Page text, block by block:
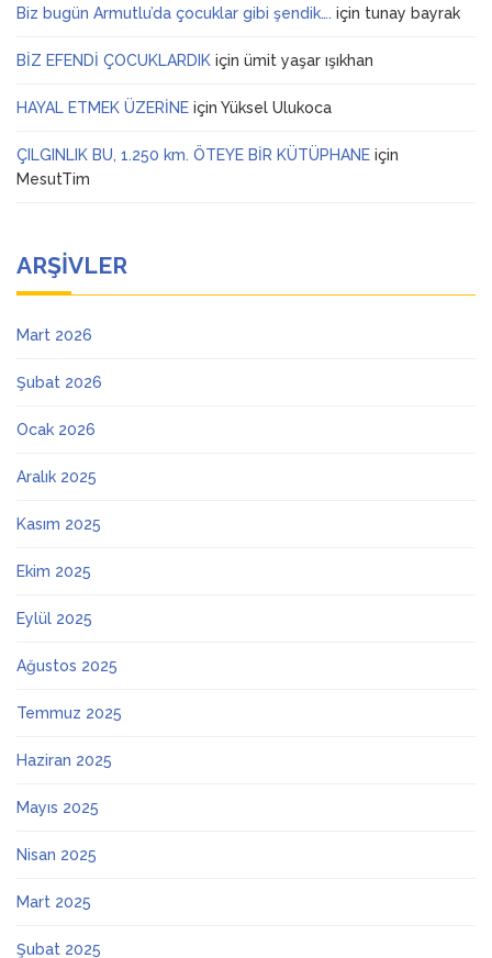
Biz bugün Armutlu’da çocuklar gibi şendik…. için tunay bayrak
BİZ EFENDİ ÇOCUKLARDIK için ümit yaşar ışıkhan
HAYAL ETMEK ÜZERİNE için Yüksel Ulukoca
ÇILGINLIK BU, 1.250 km. ÖTEYE BİR KÜTÜPHANE için
MesutTim
ARŞIVLER
Mart 2026
Şubat 2026
Ocak 2026
Aralık 2025
Kasım 2025
Ekim 2025
Eylül 2025
Ağustos 2025
Temmuz 2025
Haziran 2025
Mayıs 2025
Nisan 2025
Mart 2025
Şubat 2025